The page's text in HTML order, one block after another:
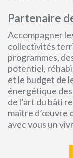
Partenaire
Accompagner
collectivités
programmes,
potentiel,
et le budget de
énergétique
de l’art du bâti
maître d’œuvre
avec vous un